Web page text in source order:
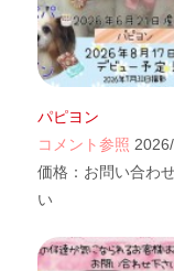
パピヨン
コメント参照
価格： お問い合わ
い